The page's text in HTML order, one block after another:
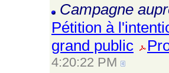
Campagne
Pétition à
grand public
4:20:22 PM